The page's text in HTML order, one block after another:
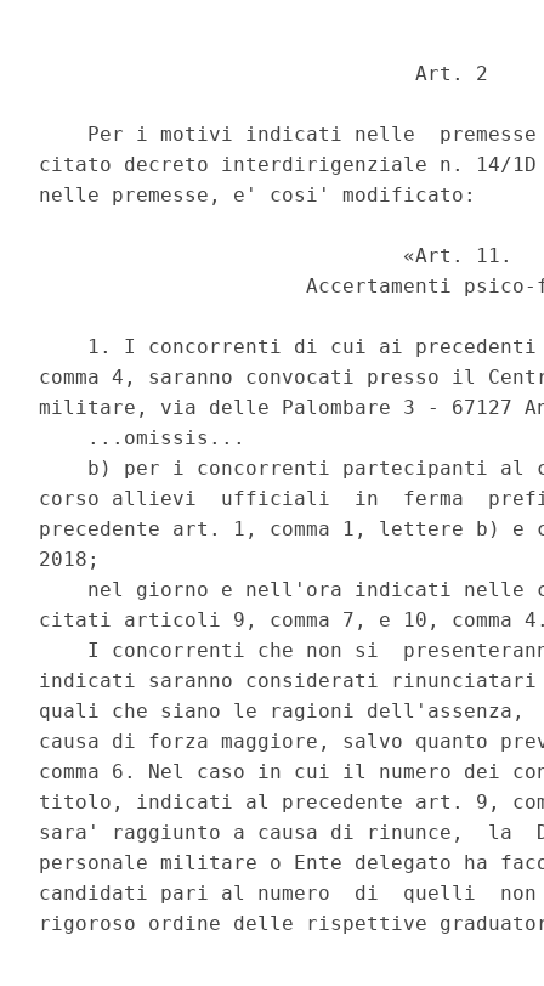
                               Art. 2
Per i motivi indicati nelle
citato decreto interdirigenziale n. 14/
nelle premesse, e' cosi' modificato:
                              «Art. 11.
Accertamenti
1. I concorrenti di cui ai
comma 4, saranno convocati presso il
militare, via delle Palombare 3 - 67127
    ...omissis...
b) per i concorrenti partecipanti al
corso allievi  ufficiali  in  ferma
precedente art. 1, comma 1, lettere b) e
2018;
nel giorno e nell'ora indicati nelle
citati articoli 9, comma 7, e 10, comma
I concorrenti che non si
indicati saranno considerati
quali che siano le ragioni dell'assenza,
causa di forza maggiore, salvo quanto
comma 6. Nel caso in cui il numero dei
titolo, indicati al precedente art. 9,
sara' raggiunto a causa di rinunce,  la
personale militare o Ente delegato ha
candidati pari al numero  di  quelli